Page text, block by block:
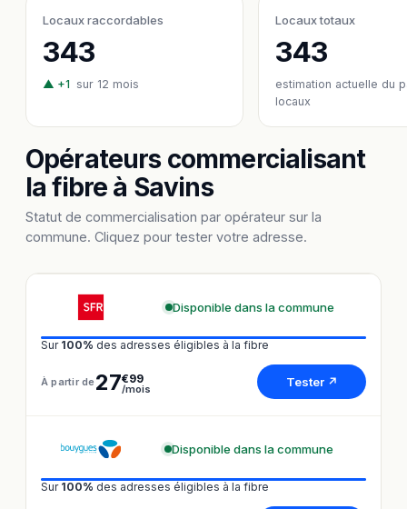
Locaux raccordables
343
▲ +1 sur 12 mois
Locaux totaux
343
estimation actuelle du
locaux
Opérateurs commercialisant
la fibre à Savins
Statut de commercialisation par opérateur sur la
commune. Cliquez pour tester votre adresse.
Disponible dans la commune
Sur 100% des adresses éligibles à la fibre
À partir de 27€99
/mois Tester ↗
Disponible dans la commune
Sur 100% des adresses éligibles à la fibre